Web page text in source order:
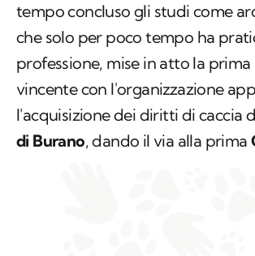
tempo concluso gli studi come
che solo per poco tempo ha
professione, mise in atto la
vincente con l'organizzazione
l'acquisizione dei diritti di caccia
di Burano, dando il via alla prima